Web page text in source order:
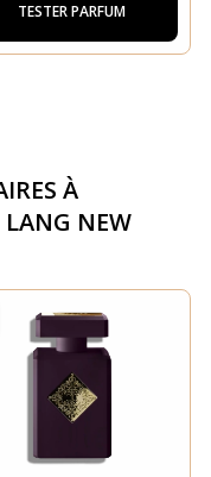
TESTER PARFUM
À
LANG NEW